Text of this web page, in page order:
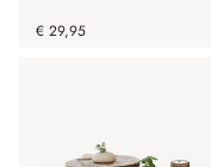
€ 29,95